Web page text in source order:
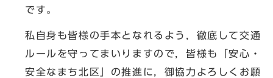
です。
私自身も皆様の手本となれるよう，徹底して交通
ルールを守ってまいりますので，皆様も「安心・
安全なまち北区」の推進に，御協力よろしくお願